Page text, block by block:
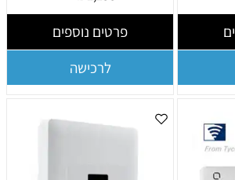
פרטים נוספים
לרכישה